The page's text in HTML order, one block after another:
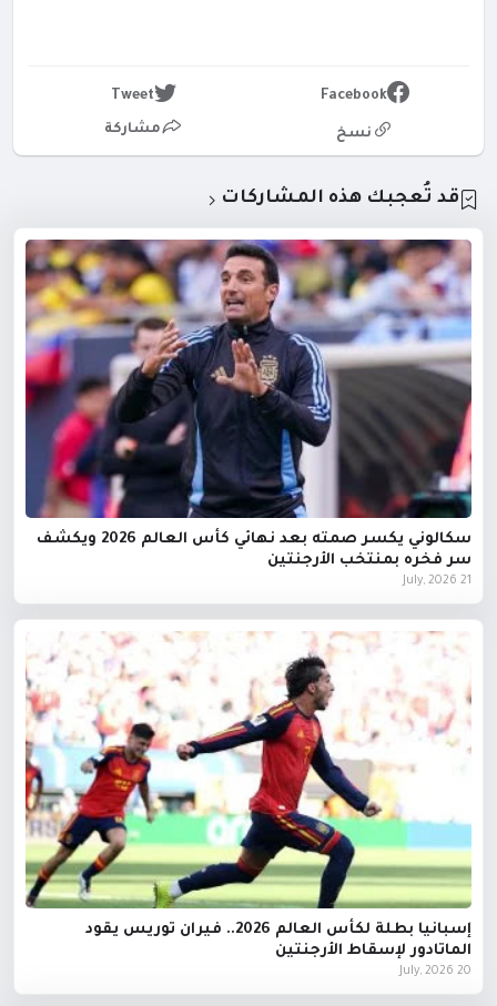
Facebook
Tweet
نسخ مشاركة
قد تُعجبك هذه المشاركات
سكالوني يكسر صمته بعد نهائي كأس العالم 2026 ويكشف
سر فخره بمنتخب الأرجنتين
21 July, 2026
إسبانيا بطلة لكأس العالم 2026.. فيران توريس يقود
الماتادور لإسقاط الأرجنتين
20 July, 2026